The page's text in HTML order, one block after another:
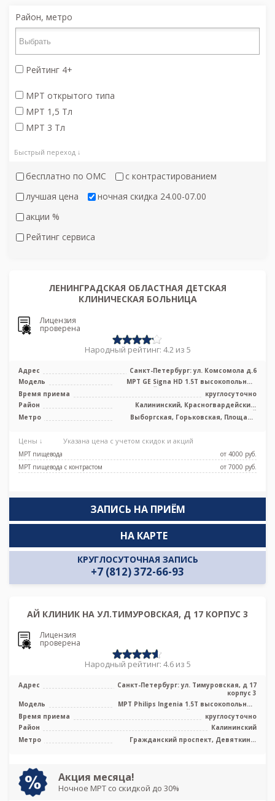
Район, метро
Рейтинг 4+
МРТ открытого типа
МРТ 1,5 Тл
МРТ 3 Тл
Быстрый переход ↓
бесплатно по ОМС
с контрастированием
лучшая цена
ночная скидка 24.00-07.00
акции %
Рейтинг сервиса
ЛЕНИНГРАДСКАЯ ОБЛАСТНАЯ ДЕТСКАЯ
КЛИНИЧЕСКАЯ БОЛЬНИЦА
Лицензия
проверена
Народный рейтинг: 4.2 из 5
Адрес
Санкт-Петербург: ул. Комсомола д.6
Модель
МРТ GE Signa HD 1.5T высокопольный
закрытый тип, КТ GE Lightspeed 32 с ...
Время приема
круглосуточно
Район
Калининский, Красногвардейский,
Центральный
Метро
Выборгская, Горьковская, Площадь
Цены ↓ Указана цена с учетом скидок и акций
МРТ пищевода
от 4000 pуб.
МРТ пищевода с контрастом
от 7000 pуб.
ЗАПИСЬ НА ПРИЁМ
КРУГЛОСУТОЧНАЯ ЗАПИСЬ
+7 (812) 372-66-93
НА КАРТЕ
АЙ КЛИНИК НА УЛ.ТИМУРОВСКАЯ, Д 17 КОРПУС 3
Лицензия
проверена
Народный рейтинг: 4.6 из 5
Адрес
Санкт-Петербург: ул. Тимуровская, д 17
корпус 3
Модель
МРТ Philips Ingenia 1.5T высокопольный
полуоткрытый тип, КТ Philips In ...
Время приема
круглосуточно
Район
Калининский
Метро
Гражданский проспект, Девяткино,
Акция месяца!
Ночное МРТ со скидкой до 30%